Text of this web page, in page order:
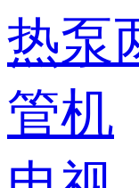
热泵
管机